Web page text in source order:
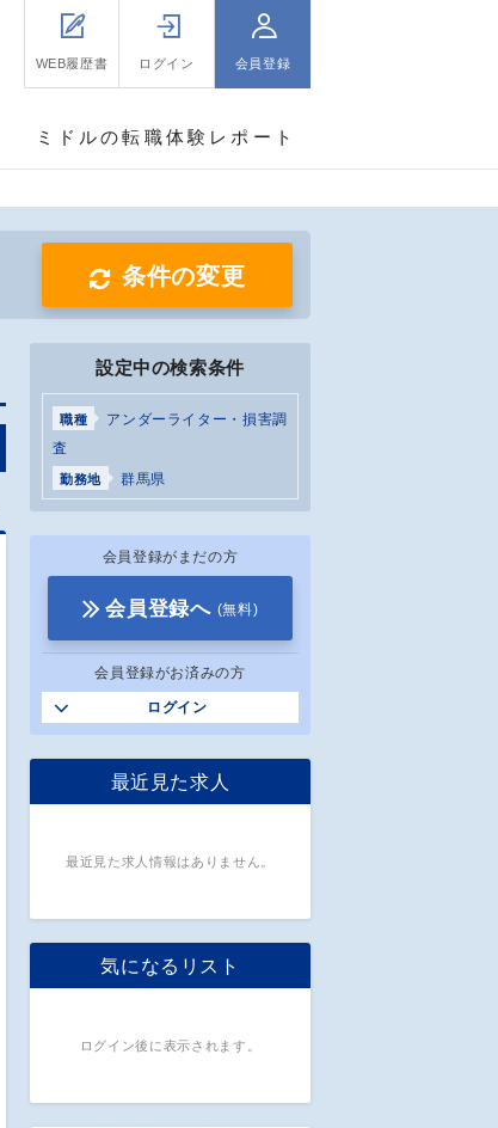
WEB履歴書 ログイン 会員登録
ミドルの転職体験レポート
条件の変更
設定中の検索条件
職種
アンダーライター・損害調
査
勤務地 群馬県
会員登録がまだの方
会員登録へ (無料)
会員登録がお済みの方
ログイン
最近見た求人
最近見た求人情報はありません。
気になるリスト
ログイン後に表示されます。